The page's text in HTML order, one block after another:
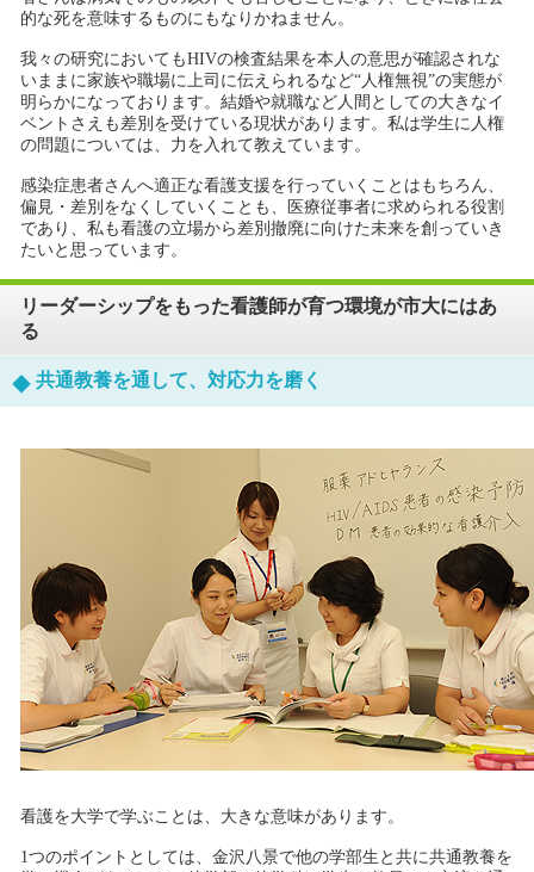
的な死を意味するものにもなりかねません。
我々の研究においてもHIVの検査結果を本人の意思が確認されな
いままに家族や職場に上司に伝えられるなど“人権無視”の実態が
明らかになっております。結婚や就職など人間としての大きなイ
ベントさえも差別を受けている現状があります。私は学生に人権
の問題については、力を入れて教えています。
感染症患者さんへ適正な看護支援を行っていくことはもちろん、
偏見・差別をなくしていくことも、医療従事者に求められる役割
であり、私も看護の立場から差別撤廃に向けた未来を創っていき
たいと思っています。
リーダーシップをもった看護師が育つ環境が市大にはあ
る
共通教養を通して、対応力を磨く
看護を大学で学ぶことは、大きな意味があります。
1つのポイントとしては、金沢八景で他の学部生と共に共通教養を